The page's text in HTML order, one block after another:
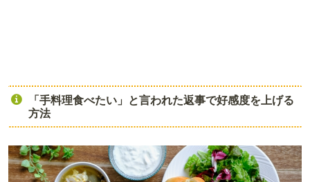
「手料理食べたい」と言われた返事で好感度を上げる
方法